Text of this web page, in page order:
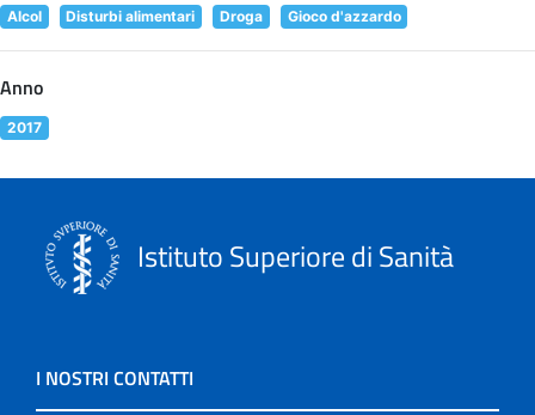
Alcol Disturbi alimentari Droga Gioco d'azzardo
Anno
2017
Istituto Superiore di Sanità
I NOSTRI CONTATTI